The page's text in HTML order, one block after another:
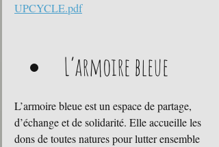
UPCYCLE.pdf
L’armoire bleue
L’armoire bleue est un espace de partage,
d’échange et de solidarité. Elle accueille les
dons de toutes natures pour lutter ensemble